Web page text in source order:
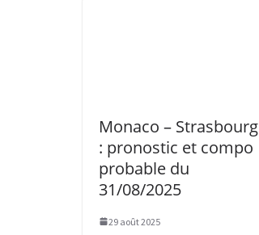
Monaco – Strasbourg
: pronostic et compo
probable du
31/08/2025
29 août 2025